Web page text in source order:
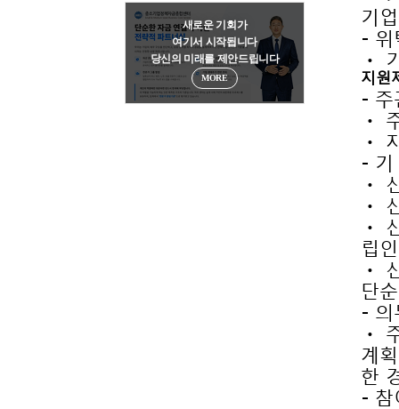
새로운 기회가
여기서 시작됩니다
당신의 미래를 제안드립니다
MORE
기업
- 위
ㆍ
지원
- 주
ㆍ
ㆍ
- 기
ㆍ
ㆍ
립
단
- 의
한
- 참